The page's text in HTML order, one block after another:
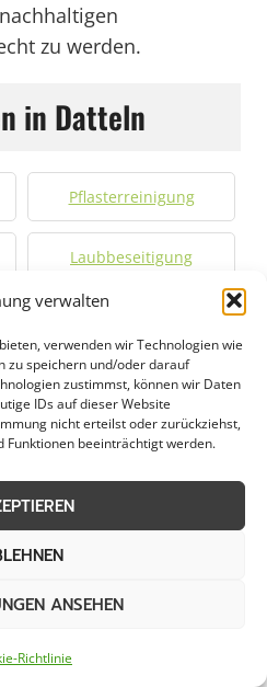
verwalten
verwenden wir Technologien wie
zu speichern und/oder darauf
zustimmst, können wir Daten
IDs auf dieser Website
nicht erteilst oder zurückziehst,
beeinträchtigt werden.
ANSEHEN
Richtlinie
zu werden.
in Datteln
Pflasterreinigung
Laubbeseitigung
Entwässerungsrinnenpfl
ege
in Datteln
Gartenbau in Datteln
Dachreinigung in